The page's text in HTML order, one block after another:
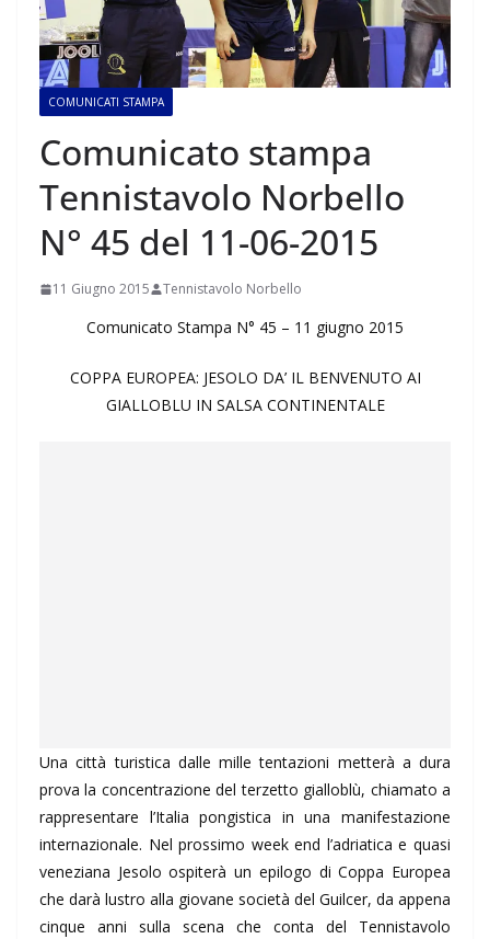
COMUNICATI STAMPA
Comunicato stampa
Tennistavolo Norbello
N° 45 del 11-06-2015
11 Giugno 2015 Tennistavolo Norbello
Comunicato Stampa N° 45 – 11 giugno 2015
COPPA EUROPEA: JESOLO DA’ IL BENVENUTO AI
GIALLOBLU IN SALSA CONTINENTALE
Una città turistica dalle mille tentazioni metterà a dura
prova la concentrazione del terzetto gialloblù, chiamato a
rappresentare l’Italia pongistica in una manifestazione
internazionale. Nel prossimo week end l’adriatica e quasi
veneziana Jesolo ospiterà un epilogo di Coppa Europea
che darà lustro alla giovane società del Guilcer, da appena
cinque anni sulla scena che conta del Tennistavolo